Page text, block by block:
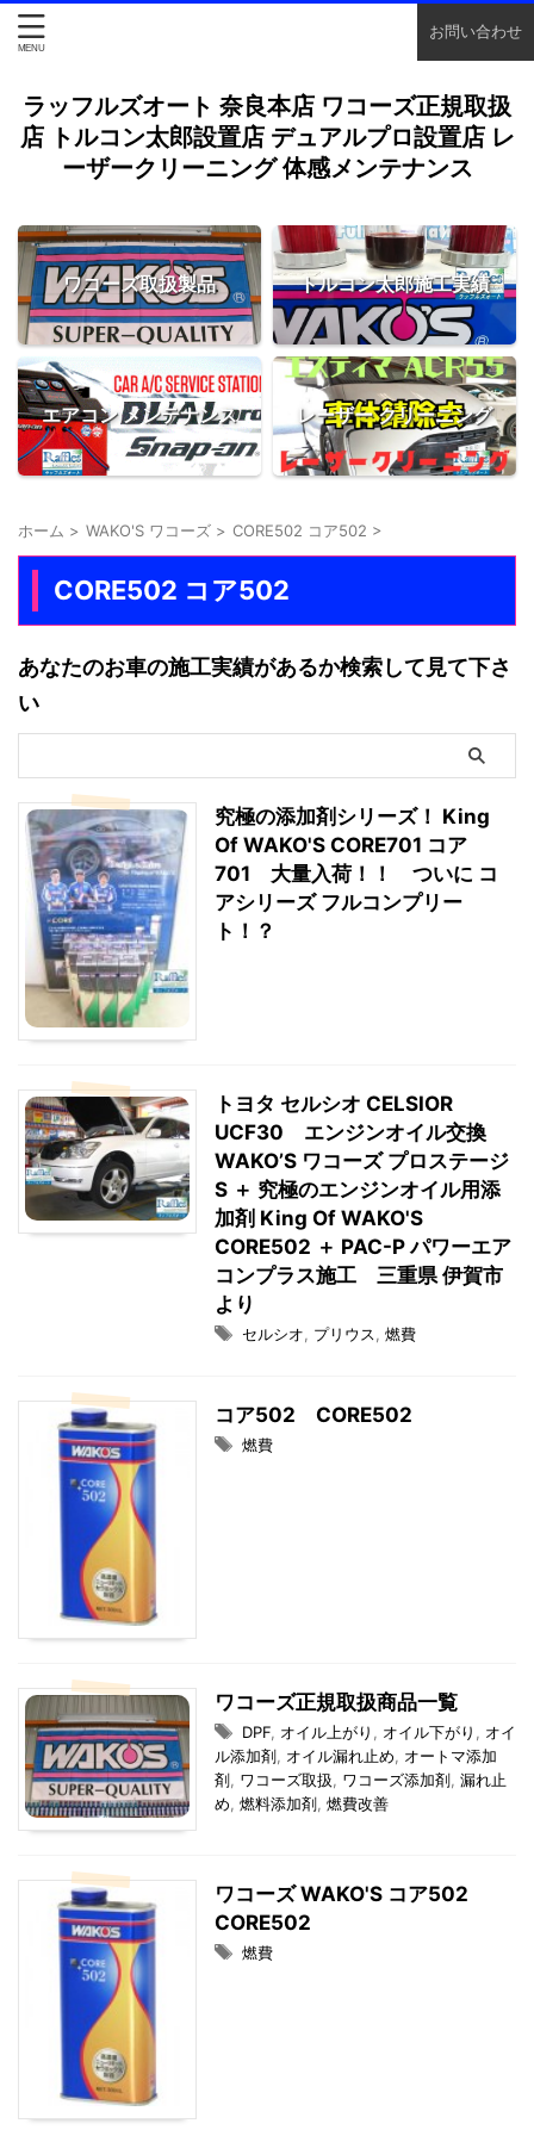
お問い合わせ
ラッフルズオート 奈良本店 ワコーズ正規取扱
店 トルコン太郎設置店 デュアルプロ設置店 レ
ーザークリーニング 体感メンテナンス
ワコーズ取扱製品 トルコン太郎施工実績
エアコン メンテナンス レーザー クリーニング
ホーム > WAKO'S ワコーズ > CORE502 コア502 >
CORE502 コア502
あなたのお車の施工実績があるか検索して見て下さ
い
究極の添加剤シリーズ！ King
Of WAKO'S CORE701 コア
701 大量入荷！！ ついに コ
アシリーズ フルコンプリー
ト！？
トヨタ セルシオ CELSIOR
UCF30 エンジンオイル交換
WAKO’S ワコーズ プロステージ
S ＋ 究極のエンジンオイル用添
加剤 King Of WAKO'S
CORE502 ＋ PAC-P パワーエア
コンプラス施工 三重県 伊賀市
より
セルシオ プリウス 燃費
コア502 CORE502
燃費
ワコーズ正規取扱商品一覧
DPF, オイル上がり , オイル下がり , オイ
ル添加剤, オイル漏れ止め, オートマ添加
剤, ワコーズ取扱, ワコーズ添加剤, 漏れ止
め, 燃料添加剤, 燃費改善
ワコーズ WAKO'S コア502
CORE502
燃費